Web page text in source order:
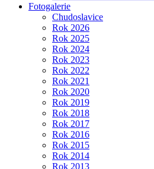
Fotogalerie
Chudoslavice
Rok 2026
Rok 2025
Rok 2024
Rok 2023
Rok 2022
Rok 2021
Rok 2020
Rok 2019
Rok 2018
Rok 2017
Rok 2016
Rok 2015
Rok 2014
Rok 2013